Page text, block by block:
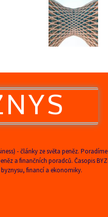
- články ze světa peněz.
a finančních poradců. Časopis
financí a ekonomiky.